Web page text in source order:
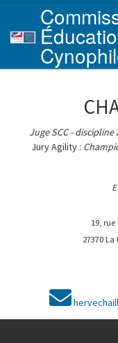
Skip to content
Juge SCC -
Jury Agility :
19, rue
27370 La